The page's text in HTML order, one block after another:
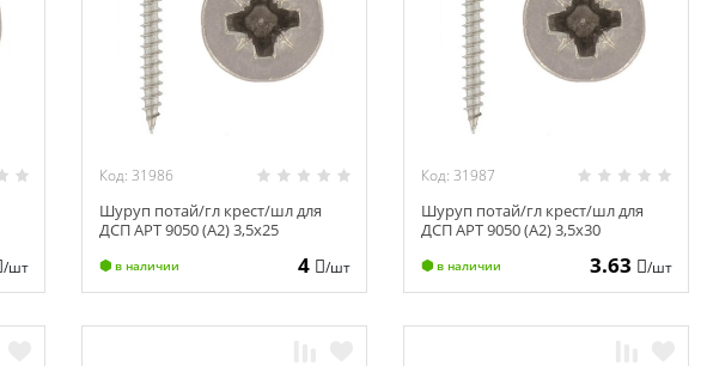
/шт
Код: 31986
Шуруп потай/гл крест/шл для
ДСП АРТ 9050 (А2) 3,5х25
в наличии 4 /шт
Код: 31987
Шуруп потай/гл крест/шл для
ДСП АРТ 9050 (А2) 3,5х30
в наличии 3.63 /шт